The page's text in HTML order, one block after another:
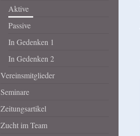
Aktive
Passive
In Gedenken 1
In Gedenken 2
Vereinsmitglieder
Seminare
Zeitungsartikel
Zucht im Team